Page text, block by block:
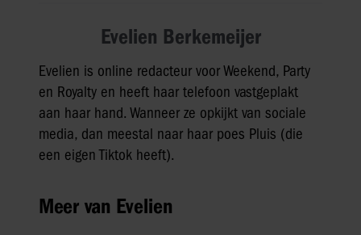
Evelien Berkemeijer
Evelien is online redacteur voor Weekend, Party
en Royalty en heeft haar telefoon vastgeplakt
aan haar hand. Wanneer ze opkijkt van sociale
media, dan meestal naar haar poes Pluis (die
een eigen Tiktok heeft).
Meer van Evelien